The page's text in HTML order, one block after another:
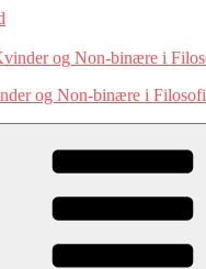
og Non-binære i Filosofi